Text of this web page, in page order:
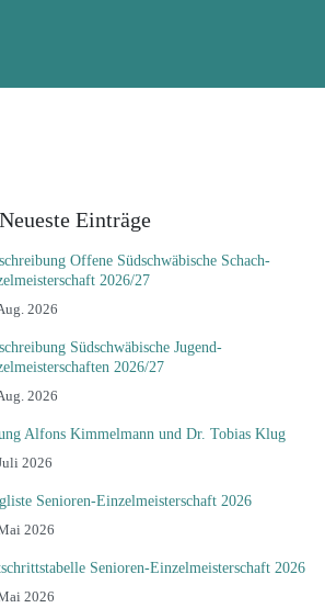
Neueste Einträge
Offene Südschwäbische Schach-
2026/27
2026
Südschwäbische Jugend-
2026/27
2026
Alfons Kimmelmann und Dr. Tobias Klug
2026
Senioren-Einzelmeisterschaft 2026
2026
Senioren-Einzelmeisterschaft 2026
2026